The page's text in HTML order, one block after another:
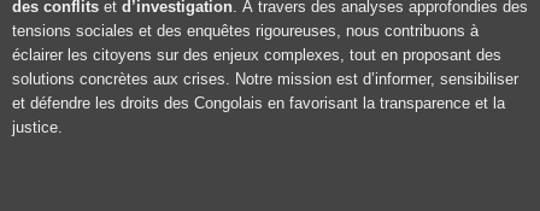
des conflits et d’investigation. À travers des analyses approfondies des
tensions sociales et des enquêtes rigoureuses, nous contribuons à
éclairer les citoyens sur des enjeux complexes, tout en proposant des
solutions concrètes aux crises. Notre mission est d’informer, sensibiliser
et défendre les droits des Congolais en favorisant la transparence et la
justice.